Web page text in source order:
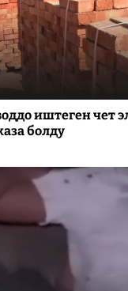
иштеген чет
болду